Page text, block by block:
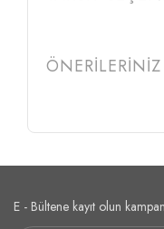
ÖNERİLERİNİZ
E - Bültene kayıt olun